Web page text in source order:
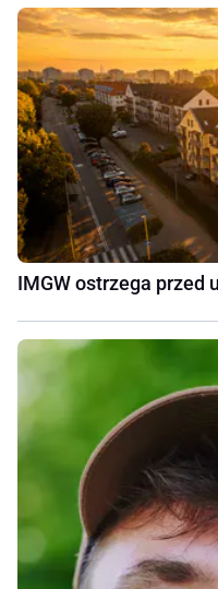
IMGW ostrzega przed